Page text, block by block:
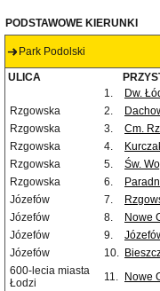
PODSTAWOWE KIERUNKI
Park Podolski
ULICA
1.
Dw.
Rzgowska
2.
Rzgowska
3. Cm.
Rzgowska
4.
Rzgowska
5. Św.
Rzgowska
6.
Józefów
7.
Józefów
8. Nowe
Józefów
9.
Józefów
10.
600-lecia miasta
Łodzi
11. Nowe